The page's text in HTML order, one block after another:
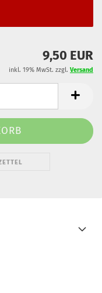
9,50 EUR
inkl. 19% MwSt. zzgl. Versand